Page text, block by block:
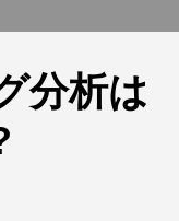
分析は